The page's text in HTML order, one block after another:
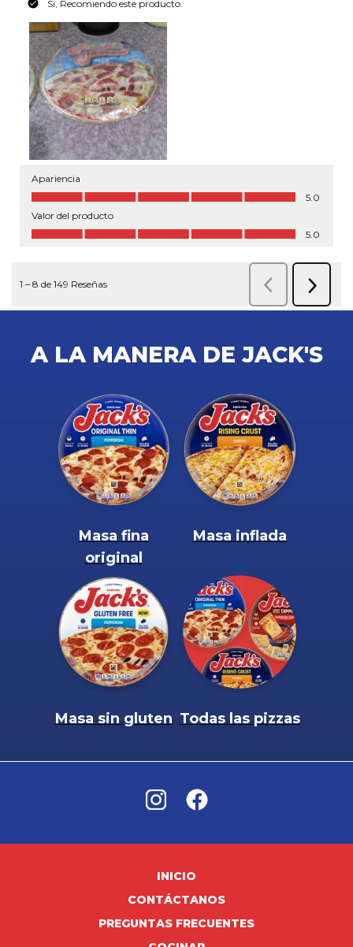
A LA MANERA DE JACK'S
Masa fina
original
Masa inflada
Masa sin gluten Todas las pizzas
INICIO
CONTÁCTANOS
PREGUNTAS FRECUENTES